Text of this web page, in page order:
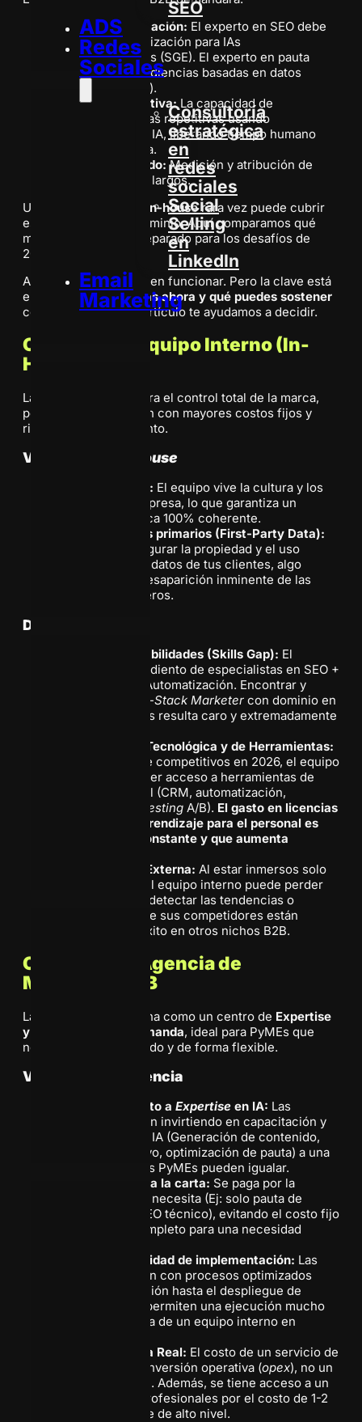
SEO
ADS
Redes
Sociales
Consultoría
estratégica
en
redes
sociales
Social
Selling
en
LinkedIn
Email
Marketing
Hiper-especialización: El experto en SEO debe
dominar la optimización para IAs
conversacionales (SGE). El experto en pauta
debe manejar audiencias basadas en datos
(First-Party Data).
Eficiencia operativa:La capacidad de
automatizar tareas repetitivas usando
herramientas de IA, liberando tiempo humano
para la estrategia.
Análisis avanzado: Medición y atribución de
ventas en ciclos largos.
Un único profesional
in-houserara vez puede cubrir
estas tres áreas de dominio. Aquí comparamos qué
modelo está mejor preparado para los desafíos de
2026.
Ambas opciones pueden funcionar. Pero la clave está
en saber
qué necesitas ahora y qué puedes sostener
como pyme. En este artículo te ayudamos a decidir.
Opción A: El Equipo Interno (In-
House)
La elección natural para el control total de la marca,
pero también la opción con mayores costos fijos y
riesgo de estancamiento.
Ventajas del In-House
Deep Alignment: El equipo vive la cultura y los
valores de la empresa, lo que garantiza un
mensaje de marca 100% coherente.
Control de datos primarios (First-Party Data):
Es más fácil asegurar la propiedad y el uso
exclusivo de los datos de tus clientes, algo
crucial ante la desaparición inminente de las
de terceros.
Desafíos Críticos:
La Brecha de Habilidades (Skills Gap): El
mercado está sediento de especialistas en SEO +
IA o en Pauta + Automatización. Encontrar y
Full-Stack Marketer con dominio en
todas estas áreas resulta caro y extremadamente
Obsolescencia Tecnológica y de Herramientas:
Para mantenerse competitivos en 2026, el equipo
interno debe tener acceso a herramientas de
nivel empresarial (CRM, automatización,
testing A/B). El gasto en licencias
y la curva de aprendizaje para el personal es
una inversión constante y que aumenta
Falta de Visión Externa: Al estar inmersos solo
en un negocio, el equipo interno puede perder
objetividad y no detectar las tendencias o
innovaciones que sus competidores están
aplicando con éxito en otros nichos B2B.
Opción B: La Agencia de
Marketing B2B
La agencia se posiciona como un centro de Expertise
y Tecnología bajo demanda, ideal para PyMEs que
necesitan escalar rápido y de forma flexible.
Ventajas de la Agencia
Acceso inmediato a Expertise en IA: Las
agencias ya están invirtiendo en capacitación y
herramientas de IA (Generación de contenido,
análisis predictivo, optimización de pauta) a una
escala que pocas PyMEs pueden igualar.
Especialización a la carta: Se paga por la
habilidad que se necesita (Ej: solo pauta de
LinkedIn, solo SEO técnico), evitando el costo fijo
de un salario completo para una necesidad
Agilidad y Velocidad de implementación: Las
agencias cuentan con procesos optimizados
(desde la redacción hasta el despliegue de
campañas) que permiten una ejecución mucho
más rápida que la de un equipo interno en
Costo-Eficiencia Real: El costo de un servicio de
agencia es una inversión operativa (opex), no un
costo fijo laboral. Además, se tiene acceso a un
equipo de 5-6 profesionales por el costo de 1-2
salarios in-house de alto nivel.